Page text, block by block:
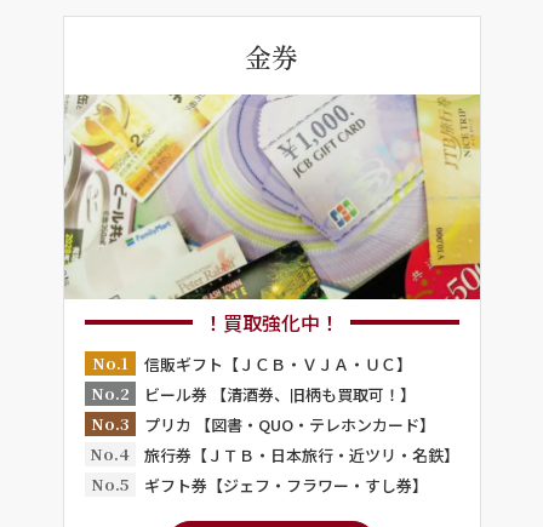
金券
！買取強化中！
No.1
信販ギフト【ＪＣＢ・ＶＪＡ・ＵＣ】
No.2
ビール券 【清酒券、旧柄も買取可！】
No.3
プリカ 【図書・QUO・テレホンカード】
No.4
旅行券【ＪＴＢ・日本旅行・近ツリ・名鉄】
No.5
ギフト券【ジェフ・フラワー・すし券】